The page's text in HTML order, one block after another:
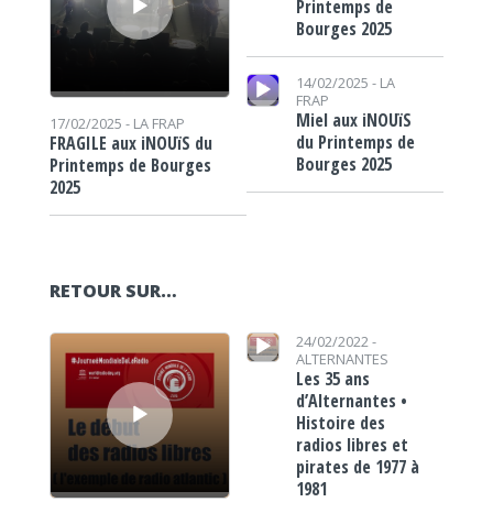
17/02/2025 - LA FRAP
FRAGILE aux iNOUïS du
Printemps de Bourges
2025
Printemps de
Bourges 2025
Lecteur audio
14/02/2025 - LA
FRAP
Miel aux iNOUïS
du Printemps de
Bourges 2025
RETOUR SUR…
Lecteur audio
Lecteur audio
24/02/2022 -
ALTERNANTES
Les 35 ans
d’Alternantes •
Histoire des
radios libres et
pirates de 1977 à
1981